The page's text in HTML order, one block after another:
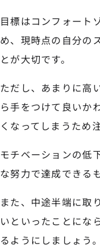
目標はコンフォート
め、現時点の自分の
とが大切です。
ただし、あまりに高
ら手をつけて良いか
くなってしまうため
モチベーションの低
な努力で達成できる
また、中途半端に取
いといったことにな
るようにしましょう。